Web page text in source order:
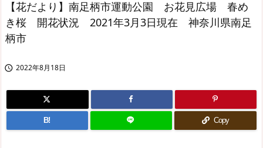
【花だより】南足柄市運動公園 お花見広場 春め
き桜 開花状況 2021年3月3日現在 神奈川県南足
柄市
 2022年8月18日
B! Copy